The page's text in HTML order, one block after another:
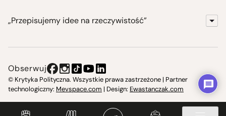
„Przepisujemy idee na rzeczywistość”
Instytut Krytyki Politycznej
Obserwuj
© Krytyka Polityczna. Wszystkie prawa zastrzeżone | Partner
technologiczny: Mevspace.com | Design: Ewastanczak.com